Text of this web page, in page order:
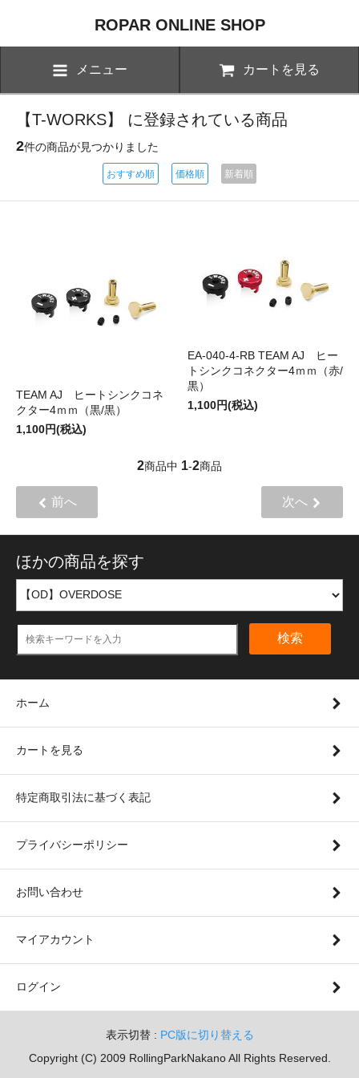
ROPAR ONLINE SHOP
メニュー カートを見る
【T-WORKS】 に登録されている商品
2件の商品が見つかりました
おすすめ順 価格順 新着順
TEAM AJ ヒートシンクコネ
クター4ｍｍ（黒/黒）
1,100円(税込)
EA-040-4-RB TEAM AJ ヒー
トシンクコネクター4ｍｍ（赤/
黒）
1,100円(税込)
2商品中 1-2商品
前へ 次へ
ほかの商品を探す
検索
ホーム
カートを見る
特定商取引法に基づく表記
プライバシーポリシー
お問い合わせ
マイアカウント
ログイン
表示切替 : PC版に切り替える
Copyright (C) 2009 RollingParkNakano All Rights Reserved.